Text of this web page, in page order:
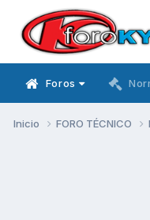
Foros
Inicio FORO TÉCNICO